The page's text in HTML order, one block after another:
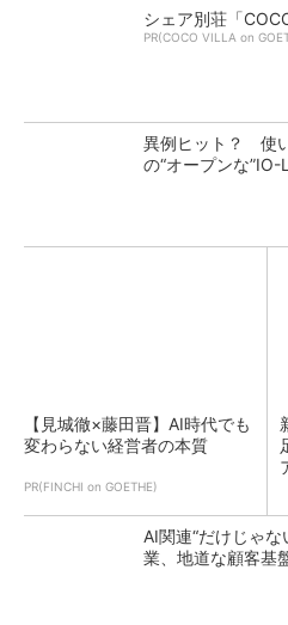
シェア別荘「
PR(COCO VILLA on
異例ヒット？ 使
の“オープンな
【見城徹×藤田晋】AI時代でも
変わらない経営者の本質
PR(FINCHI on GOETHE)
AI関連“だけじゃ
業、地道な顧客基